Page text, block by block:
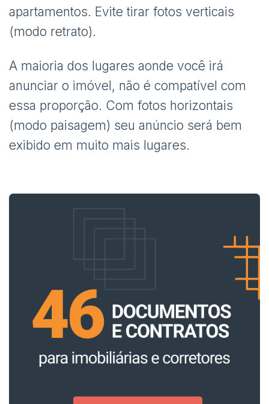
apartamentos. Evite tirar fotos verticais
(modo retrato).
A maioria dos lugares aonde você irá
anunciar o imóvel, não é compatível com
essa proporção. Com fotos horizontais
(modo paisagem) seu anúncio será bem
exibido em muito mais lugares.